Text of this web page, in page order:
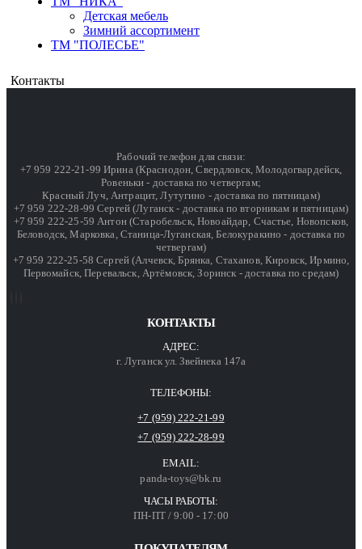
Детская мебель
Зимний ассортимент
ТМ "ПОЛЕСЬЕ"
Контакты
Рабочий телефон для связи:
+7 959 222-21-99 Ирина (Краснодон, Свердловск, Молодогвардейск,
Ровеньки - доставка по четвергам;
Красный Луч, Антрацит, Лутугино - доставка по пятницам)
+7 959 222-28-99 Сергей (Луганск - доставка по вторникам и пятницам)
+7 959 222-25-59 Антон (Старобельск, Новоайдар, Счастье, Новопсков,
Беловодск, Марковка, Станица-Луганская, Белокуракино - доставка по
четвергам)
+7 959 222-25-58 Сергей (Алчевск, Брянка, Стаханов, Кировск, Ирмино,
Первомайск, Перевальск, Артёмовск, Зоринск - доставка по средам)
КОНТАКТЫ
АДРЕС:
г. Луганск ул. Звейнека 147а
ТЕЛЕФОНЫ:
+7 (959) 222-21-99
+7 (959) 222-28-99
EMAIL:
panda-toys@bk.ru
ЧАСЫ РАБОТЫ:
ПН-ПТ / 9:00 - 17:00